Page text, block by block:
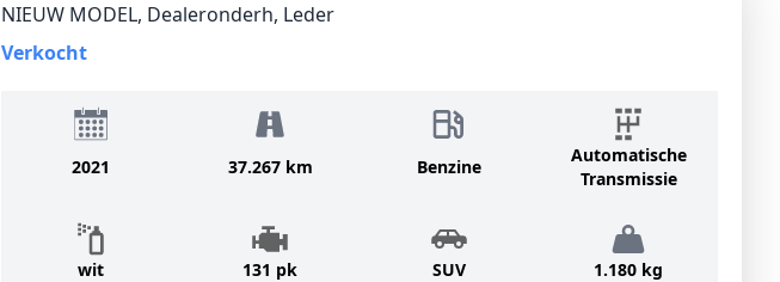
NIEUW MODEL, Dealeronderh, Leder
Verkocht
2021 37.267 km Benzine
Automatische
Transmissie
wit 131 pk SUV 1.180 kg